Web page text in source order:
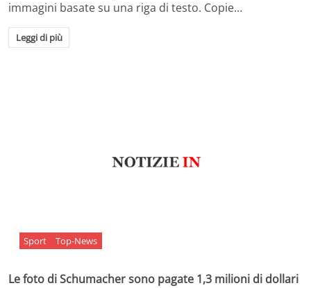
immagini basate su una riga di testo. Copie…
Leggi di più
Sport Top-News
Le foto di Schumacher sono pagate 1,3 milioni di dollari